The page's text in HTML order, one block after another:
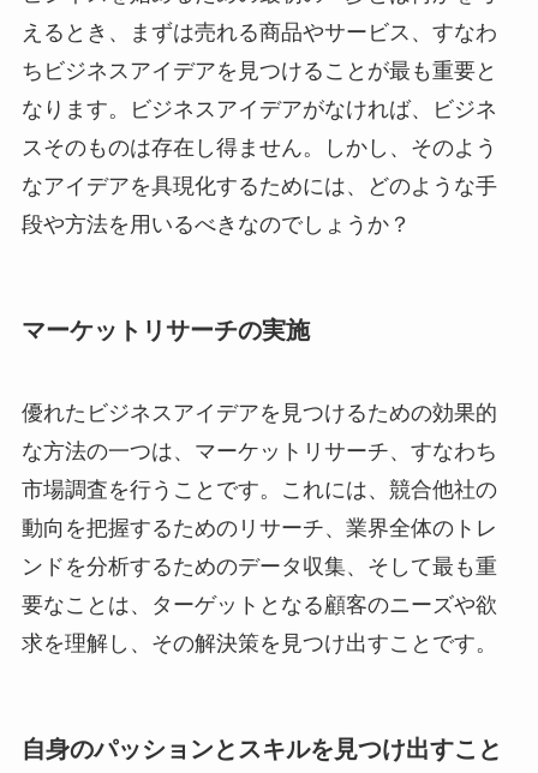
えるとき、まずは売れる商品やサービス、すなわ
ちビジネスアイデアを見つけることが最も重要と
なります。ビジネスアイデアがなければ、ビジネ
スそのものは存在し得ません。しかし、そのよう
なアイデアを具現化するためには、どのような手
段や方法を用いるべきなのでしょうか？
マーケットリサーチの実施
優れたビジネスアイデアを見つけるための効果的
な方法の一つは、マーケットリサーチ、すなわち
市場調査を行うことです。これには、競合他社の
動向を把握するためのリサーチ、業界全体のトレ
ンドを分析するためのデータ収集、そして最も重
要なことは、ターゲットとなる顧客のニーズや欲
求を理解し、その解決策を見つけ出すことです。
自身のパッションとスキルを見つけ出すこと